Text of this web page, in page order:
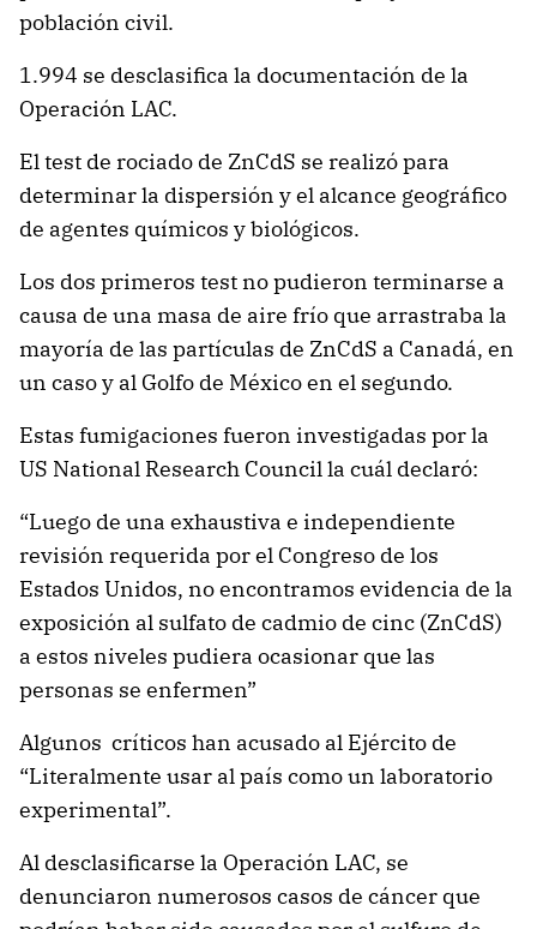
población civil.
1.994 se desclasifica la documentación de la
Operación LAC.
El test de rociado de ZnCdS se realizó para
determinar la dispersión y el alcance geográfico
de agentes químicos y biológicos.
Los dos primeros test no pudieron terminarse a
causa de una masa de aire frío que arrastraba la
mayoría de las partículas de ZnCdS a Canadá, en
un caso y al Golfo de México en el segundo.
Estas fumigaciones fueron investigadas por la
US National Research Council la cuál declaró:
“Luego de una exhaustiva e independiente
revisión requerida por el Congreso de los
Estados Unidos, no encontramos evidencia de la
exposición al sulfato de cadmio de cinc (ZnCdS)
a estos niveles pudiera ocasionar que las
personas se enfermen”
Algunos críticos han acusado al Ejército de
“Literalmente usar al país como un laboratorio
experimental”.
Al desclasificarse la Operación LAC, se
denunciaron numerosos casos de cáncer que